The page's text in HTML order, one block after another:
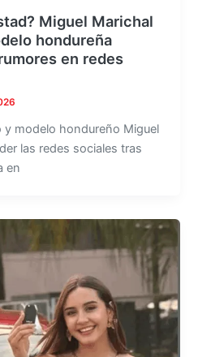
Miguel Marichal
hondureña
en redes
y modelo hondureño Miguel
las redes sociales tras
en